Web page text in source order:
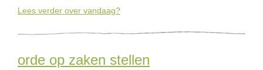
Lees verder over vandaag?
orde op zaken stellen